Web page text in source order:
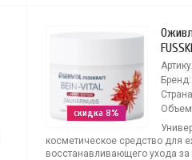
скидка 8%
Бренд:
косметическое средство для
восстанавливающего ухода